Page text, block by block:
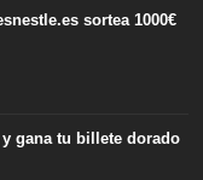
sortea 1000€
gana tu billete dorado